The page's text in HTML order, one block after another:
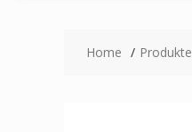
Home Produkte